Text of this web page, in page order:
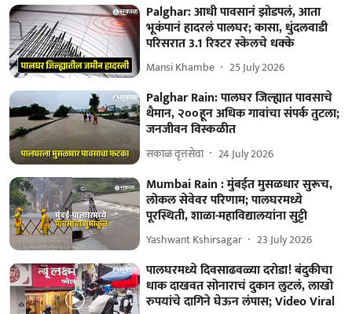
Palghar: आधी पावसानं झोडपलं, आता
भूकंपानं हादरलं पालघर; कासा, धुंदलवाडी
परिसरात 3.1 रिश्टर स्केलचे धक्के
Mansi Khambe 25 July 2026
Palghar Rain: पालघर जिल्ह्यात पावसाचे
थैमान, २००हून अधिक गावांचा संपर्क तुटला;
जनजीवन विस्कळीत
सकाळ वृत्तसेवा 24 July 2026
Mumbai Rain : मुंबईत मुसळधार सुरूच,
लोकल सेवेवर परिणाम; पालघरमध्ये
पूरस्थिती, शाळा-महाविद्यालयांना सुट्टी
Yashwant Kshirsagar 23 July 2026
पालघरमध्ये दिवसाढवळ्या दरोडा! बंदुकीचा
धाक दाखवत सोनाराचं दुकान लुटलं, लाखो
रुपयांचे दागिने घेऊन लंपास; Video Viral